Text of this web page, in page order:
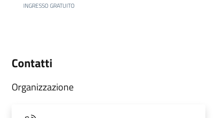
INGRESSO GRATUITO
Contatti
Organizzazione